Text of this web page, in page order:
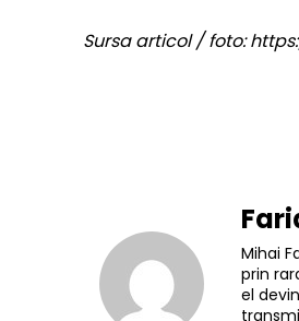
Sursa articol / foto:
Mihai
prin
el